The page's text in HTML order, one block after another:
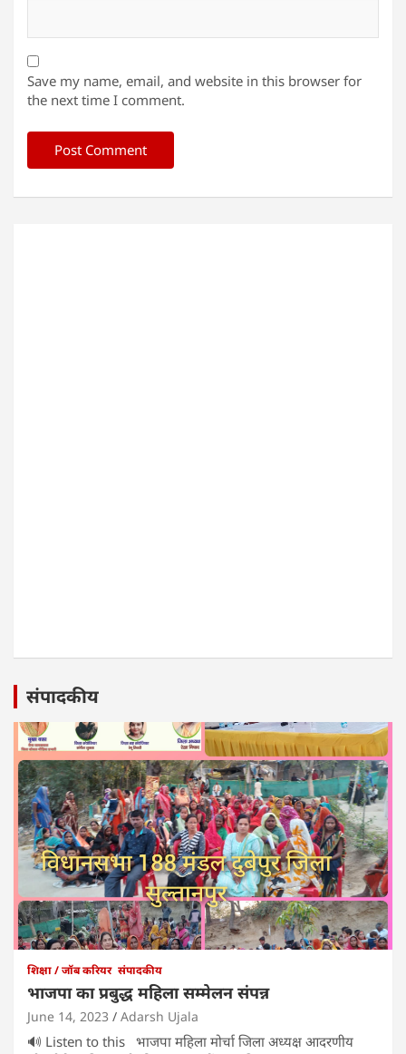
Save my name, email, and website in this browser for
the next time I comment.
संपादकीय
शिक्षा / जॉब करियर संपादकीय
भाजपा का प्रबुद्ध महिला सम्मेलन संपन्न
June 14, 2023 Adarsh Ujala
🔊 Listen to this भाजपा महिला मोर्चा जिला अध्यक्ष आदरणीय